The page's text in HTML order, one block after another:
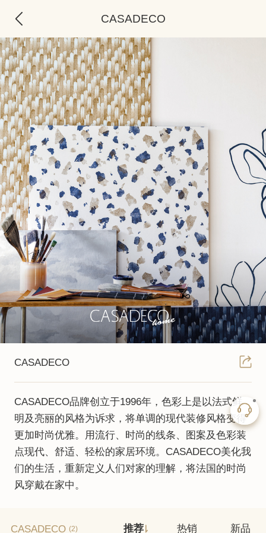
CASADECO
CASADECO
CASADECO品牌创立于1996年，色彩上是以法式鲜
明及亮丽的风格为诉求，将单调的现代装修风格变得
更加时尚优雅。用流行、时尚的线条、图案及色彩装
点现代、舒适、轻松的家居环境。CASADECO美化我
们的生活，重新定义人们对家的理解，将法国的时尚
风穿戴在家中。
CASADECO (2) 推荐 热销 新品